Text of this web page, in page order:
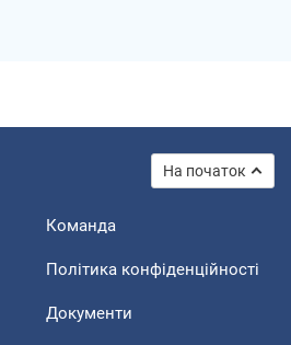
На початок
Команда
Політика конфіденційності
Документи